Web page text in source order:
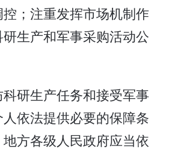
；注重发挥市场机制作
生产和军事采购活动公
研生产任务和接受军事
依法提供必要的保障条
方各级人民政府应当依